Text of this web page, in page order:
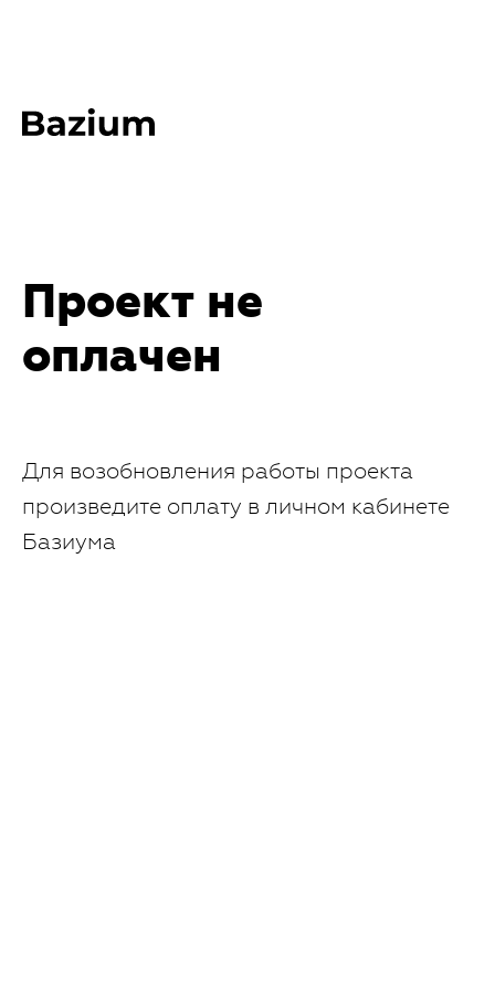
Проект не
оплачен
Для возобновления работы проекта
произведите оплату в личном кабинете
Базиума